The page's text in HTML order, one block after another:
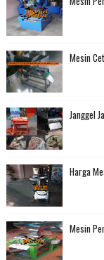
Mesin
Janggel
Harga
Mesin